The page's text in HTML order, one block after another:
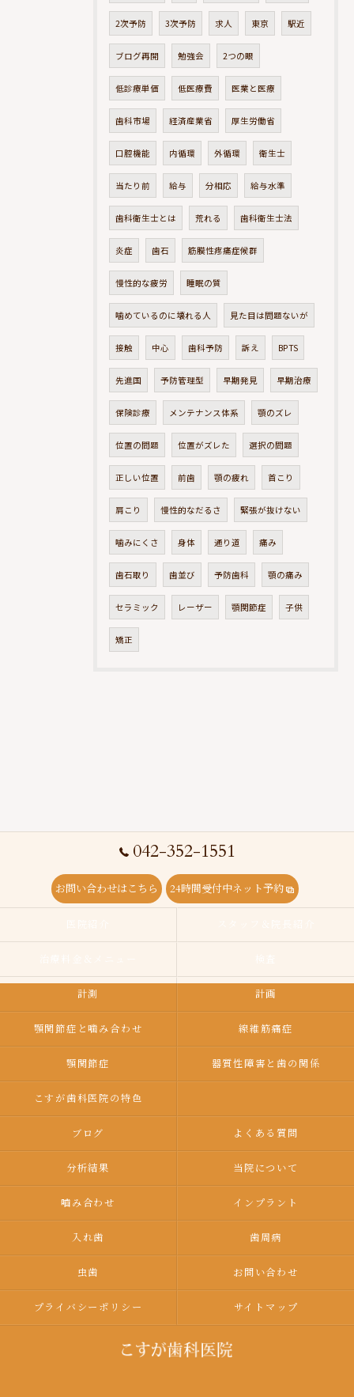
2次予防 3次予防 求人 東京 駅近
ブログ再開 勉強会 2つの眼
低診療単価 低医療費 医業と医療
歯科市場 経済産業省 厚生労働省
口腔機能 内循環 外循環 衛生士
当たり前 給与 分相応 給与水準
歯科衛生士とは 荒れる 歯科衛生士法
炎症 歯石 筋膜性疼痛症候群
慢性的な疲労 睡眠の質
噛めているのに壊れる人 見た目は問題ないが
接触 中心 歯科予防 訴え BPTS
先進国 予防管理型 早期発見 早期治療
保険診療 メンテナンス体系 顎のズレ
位置の問題 位置がズレた 選択の問題
正しい位置 前歯 顎の疲れ 首こり
肩こり 慢性的なだるさ 緊張が抜けない
噛みにくさ 身体 通り道 痛み
歯石取り 歯並び 予防歯科 顎の痛み
セラミック レーザー 顎関節症 子供
矯正
042-352-1551
お問い合わせはこちら 24時間受付中ネット予約
計測 計画
顎関節症と噛み合わせ 線維筋痛症
顎関節症 器質性障害と歯の関係
こすが歯科医院の特色
ブログ よくある質問
分析結果 当院について
嚙み合わせ インプラント
入れ歯 歯周病
虫歯 お問い合わせ
プライバシーポリシー サイトマップ